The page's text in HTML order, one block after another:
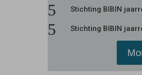
5 Stichting BIBIN
5 Stichting BIBIN